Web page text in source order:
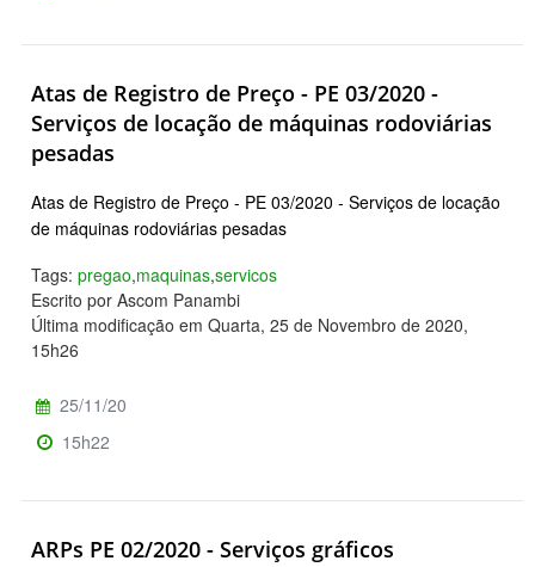
Atas de Registro de Preço - PE 03/2020 -
Serviços de locação de máquinas rodoviárias
pesadas
Atas de Registro de Preço - PE 03/2020 - Serviços de locação
de máquinas rodoviárias pesadas
Tags: pregao,maquinas,servicos
Escrito por Ascom Panambi
Última modificação em Quarta, 25 de Novembro de 2020,
15h26
25/11/20
15h22
ARPs PE 02/2020 - Serviços gráficos